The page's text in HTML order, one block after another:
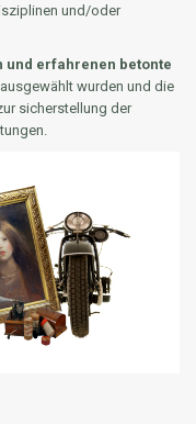
und/oder
und erfahrenen betonte
wurden und die
sicherstellung der